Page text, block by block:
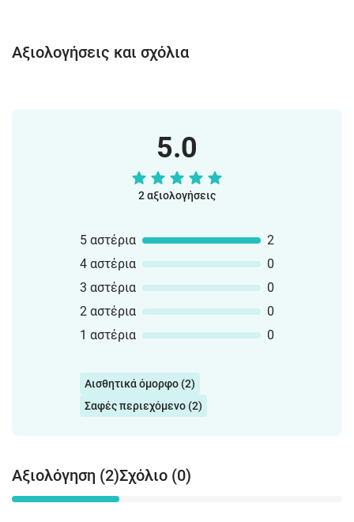
Αξιολογήσεις και σχόλια
5.0
2 αξιολογήσεις
5 αστέρια
2
4 αστέρια
0
3 αστέρια
0
2 αστέρια
0
1 αστέρια
0
Αισθητικά όμορφο (2)
Σαφές περιεχόμενο (2)
Αξιολόγηση (2)Σχόλιο (0)